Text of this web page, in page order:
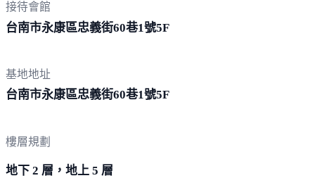
接待會館
台南市永康區忠義街60巷1號5F
基地地址
台南市永康區忠義街60巷1號5F
樓層規劃
地下 2 層，地上 5 層